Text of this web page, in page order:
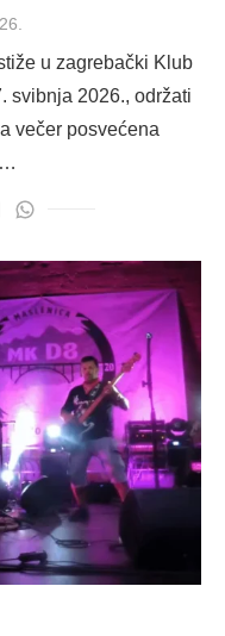
u zagrebački Klub
svibnja 2026., održati
večer posvećena